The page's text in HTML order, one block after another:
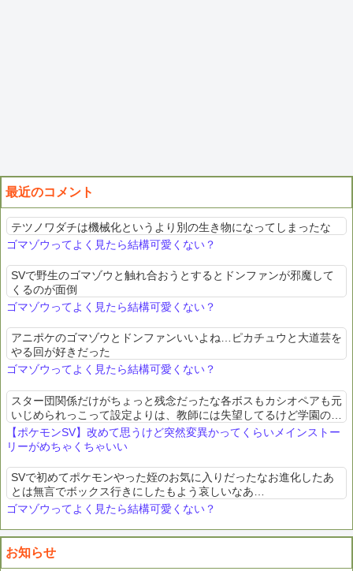
最近のコメント
テツノワダチは機械化というより別の生き物になってしまったな
ゴマゾウってよく見たら結構可愛くない？
SVで野生のゴマゾウと触れ合おうとするとドンファンが邪魔して
くるのが面倒
ゴマゾウってよく見たら結構可愛くない？
アニポケのゴマゾウとドンファンいいよね…ピカチュウと大道芸を
やる回が好きだった
ゴマゾウってよく見たら結構可愛くない？
スター団関係だけがちょっと残念だったな各ボスもカシオペアも元
いじめられっこって設定よりは、教師には失望してるけど学園のい
じめを無くそうと活動する正義の不良集団みたいな存在であってほ
しかった
【ポケモンSV】改めて思うけど突然変異かってくらいメインストー
リーがめちゃくちゃいい
SVで初めてポケモンやった姪のお気に入りだったなお進化したあ
とは無言でボックス行きにしたもよう哀しいなあ…
ゴマゾウってよく見たら結構可愛くない？
お知らせ